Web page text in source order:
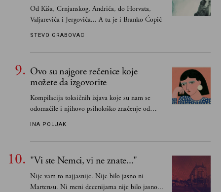
Od Kiša, Crnjanskog, Andrića, do Horvata,
Valjarevića i Jergovića... A tu je i Branko Ćopić
STEVO GRABOVAC
Ovo su najgore rečenice koje
možete da izgovorite
Kompilacija toksičnih izjava koje su nam se
odomaćile i njihovo psihološko značenje od
INA POLJAK
"Vi ste Nemci, vi ne znate..."
Nije vam to najjasnije. Nije bilo jasno ni
Martensu. Ni meni decenijama nije bilo jasno...